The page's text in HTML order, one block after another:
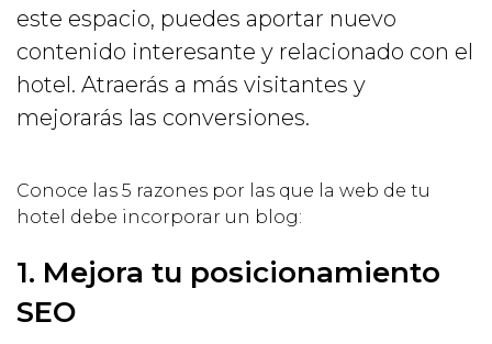
este espacio, puedes aportar nuevo
contenido interesante y relacionado con el
hotel. Atraerás a más visitantes y
mejorarás las conversiones.
Conoce las 5 razones por las que la web de tu
hotel debe incorporar un blog:
1. Mejora tu posicionamiento
SEO